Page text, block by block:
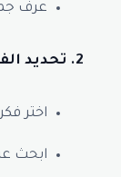
عرف
2. تحديد الفكرة الرئيسية:
اختر
ابحث